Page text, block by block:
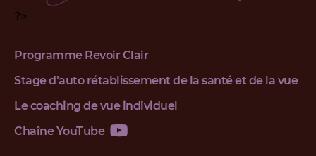
?>
Programme Revoir Clair
Stage d’auto rétablissement de la santé et de la vue
Le coaching de vue individuel
Chaîne YouTube